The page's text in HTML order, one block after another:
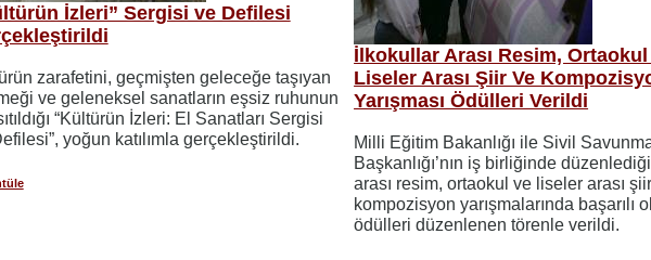
İzleri” Sergisi ve Defilesi
zarafetini, geçmişten geleceğe taşıyan
ve geleneksel sanatların eşsiz ruhunun
“Kültürün İzleri: El Sanatları Sergisi
yoğun katılımla gerçekleştirildi.
İlkokullar Arası Resim,
Liseler Arası Şiir Ve
Yarışması Ödülleri Verildi
Milli Eğitim Bakanlığı ile Sivil
Başkanlığı’nın iş birliğinde
arası resim, ortaokul ve liseler arası
kompozisyon yarışmalarında başarılı
ödülleri düzenlenen törenle verildi.